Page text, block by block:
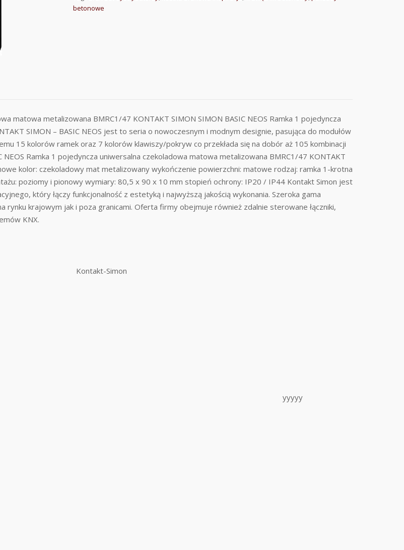
betonowe
matowa metalizowana BMRC1/47 KONTAKT SIMON SIMON BASIC NEOS Ramka 1 pojedyncza
SIMON – BASIC NEOS jest to seria o nowoczesnym i modnym designie, pasująca do modułów
15 kolorów ramek oraz 7 kolorów klawiszy/pokryw co przekłada się na dobór aż 105 kombinacji
Ramka 1 pojedyncza uniwersalna czekoladowa matowa metalizowana BMRC1/47 KONTAKT
kolor: czekoladowy mat metalizowany wykończenie powierzchni: matowe rodzaj: ramka 1-krotna
poziomy i pionowy wymiary: 80,5 x 90 x 10 mm stopień ochrony: IP20 / IP44 Kontakt Simon jest
który łączy funkcjonalność z estetyką i najwyższą jakością wykonania. Szeroka gama
rynku krajowym jak i poza granicami. Oferta firmy obejmuje również zdalnie sterowane łączniki,
KNX.
Kontakt-Simon
yyyyy